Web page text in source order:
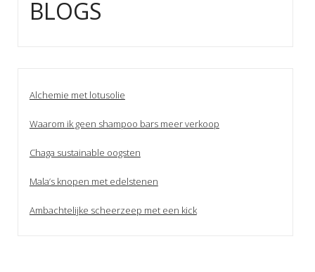
BLOGS
Alchemie met lotusolie
Waarom ik geen shampoo bars meer verkoop
Chaga sustainable oogsten
Mala’s knopen met edelstenen
Ambachtelijke scheerzeep met een kick